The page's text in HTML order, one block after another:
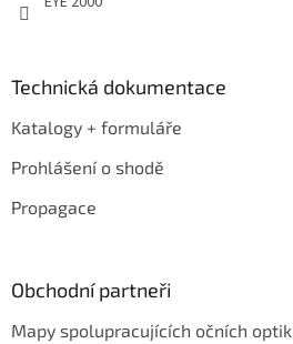
Technická dokumentace
Katalogy + formuláře
Prohlášení o shodě
Propagace
Obchodní partneři
Mapy spolupracujících očních optik